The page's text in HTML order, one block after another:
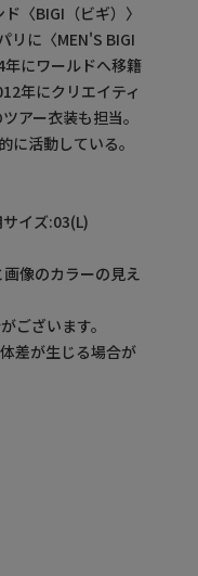
〈BIGI（ビギ）〉
リに〈MEN'S BIGI
年にワールドへ移籍
年にクリエイティ
アー衣装も担当。
活動している。
イズ:03(L)
像のカラーの見え
ございます。
差が生じる場合が